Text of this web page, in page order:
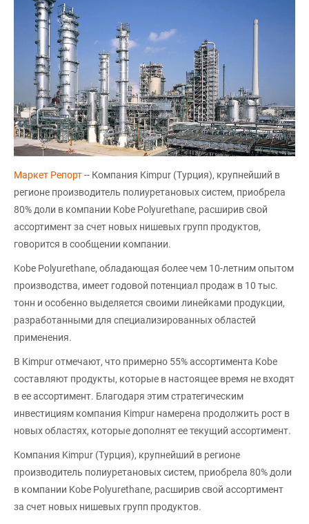
Маркет Репорт-- Компания Kimpur (Турция), крупнейший в
регионе производитель полиуретановых систем, приобрела
80% доли в компании Kobe Polyurethane, расширив свой
ассортимент за счет новых нишевых групп продуктов,
говорится в сообщении компании.
Kobe Polyurethane, обладающая более чем 10-летним опытом
производства, имеет годовой потенциал продаж в 10 тыс.
тонн и особенно выделяется своими линейками продукции,
разработанными для специализированных областей
применения.
В Kimpur отмечают, что примерно 55% ассортимента Kobe
составляют продукты, которые в настоящее время не входят
в ее ассортимент. Благодаря этим стратегическим
инвестициям компания Kimpur намерена продолжить рост в
новых областях, которые дополнят ее текущий ассортимент.
Компания Kimpur (Турция), крупнейший в регионе
производитель полиуретановых систем, приобрела 80% доли
в компании Kobe Polyurethane, расширив свой ассортимент
за счет новых нишевых групп продуктов.